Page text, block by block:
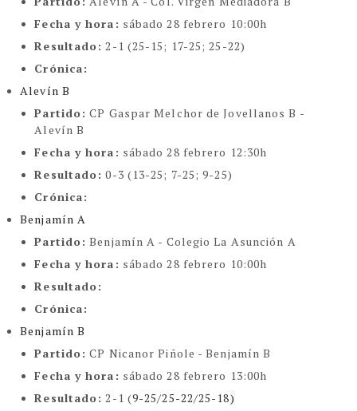
Fecha y hora: sábado 28 febrero 10:00h
Resultado: 2-1 (25-15; 17-25; 25-22)
Crónica:
Alevín B
Partido: CP Gaspar Melchor de Jovellanos B -
Alevín B
Fecha y hora: sábado 28 febrero 12:30h
Resultado: 0-3 (13-25; 7-25; 9-25)
Crónica:
Benjamín A
Partido: Benjamín A - Colegio La Asunción A
Fecha y hora: sábado 28 febrero 10:00h
Resultado:
Crónica:
Benjamín B
Partido: CP Nicanor Piñole - Benjamín B
Fecha y hora: sábado 28 febrero 13:00h
Resultado: 2-1 (9-25/25-22/25-18)